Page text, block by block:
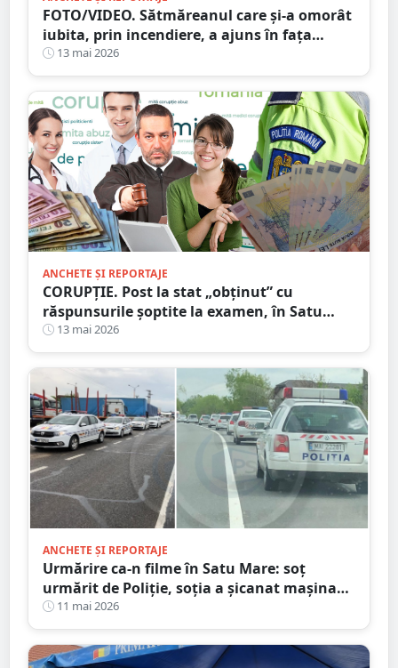
FOTO/VIDEO. Sătmăreanul care și-a omorât
iubita, prin incendiere, a ajuns în fața
judecătorilor
13 mai 2026
ANCHETE ȘI REPORTAJE
CORUPȚIE. Post la stat „obținut” cu
răspunsurile șoptite la examen, în Satu
Mare. Nici la muncă nu trebuie să mergi
13 mai 2026
ANCHETE ȘI REPORTAJE
Urmărire ca-n filme în Satu Mare: soț
urmărit de Poliție, soția a șicanat mașina
polițiștilor
11 mai 2026